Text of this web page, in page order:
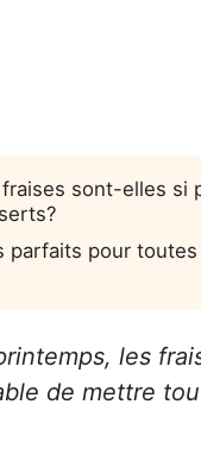
sont-elles si
parfaits pour toutes
les
de mettre